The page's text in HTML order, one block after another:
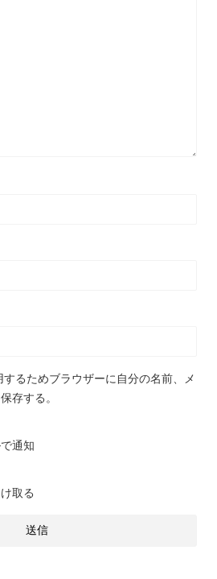
るためブラウザーに自分の名前、メ
存する。
通知
取る